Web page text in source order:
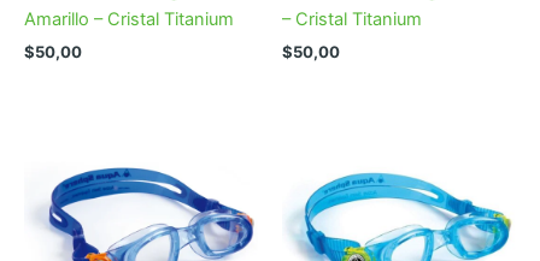
Amarillo – Cristal Titanium
$50,00
– Cristal Titanium
$50,00